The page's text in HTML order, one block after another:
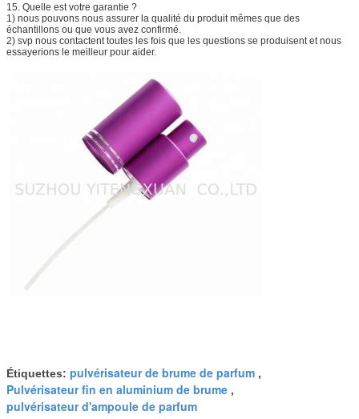
15. Quelle est votre garantie ?
1) nous pouvons nous assurer la qualité du produit mêmes que des
échantillons ou que vous avez confirmé.
2) svp nous contactent toutes les fois que les questions se produisent et nous
essayerions le meilleur pour aider.
Étiquettes: pulvérisateur de brume de parfum ,
Pulvérisateur fin en aluminium de brume ,
pulvérisateur d'ampoule de parfum